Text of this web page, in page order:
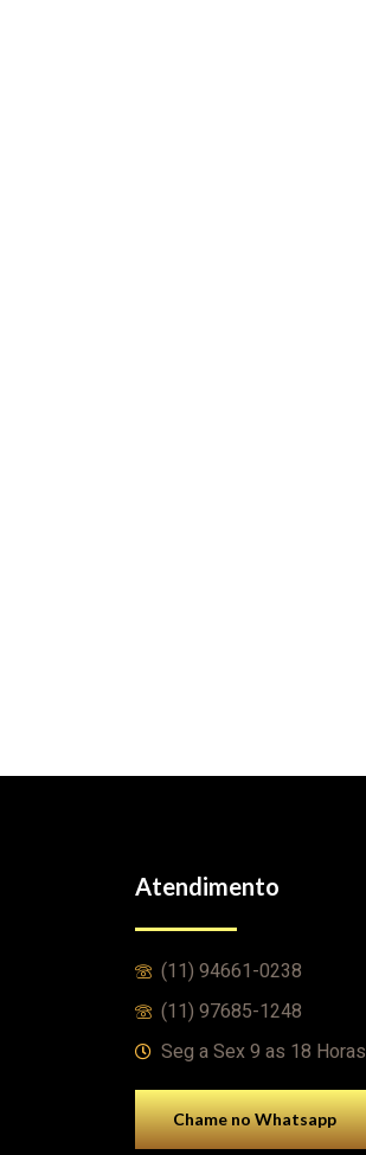
Atendimento
(11) 94661-0238
(11) 97685-1248
Seg a Sex 9 as 18 Horas
Chame no Whatsapp